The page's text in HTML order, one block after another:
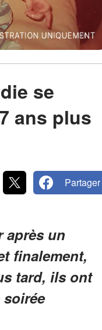
se
ans plus
Partager
après un
finalement,
tard, ils ont